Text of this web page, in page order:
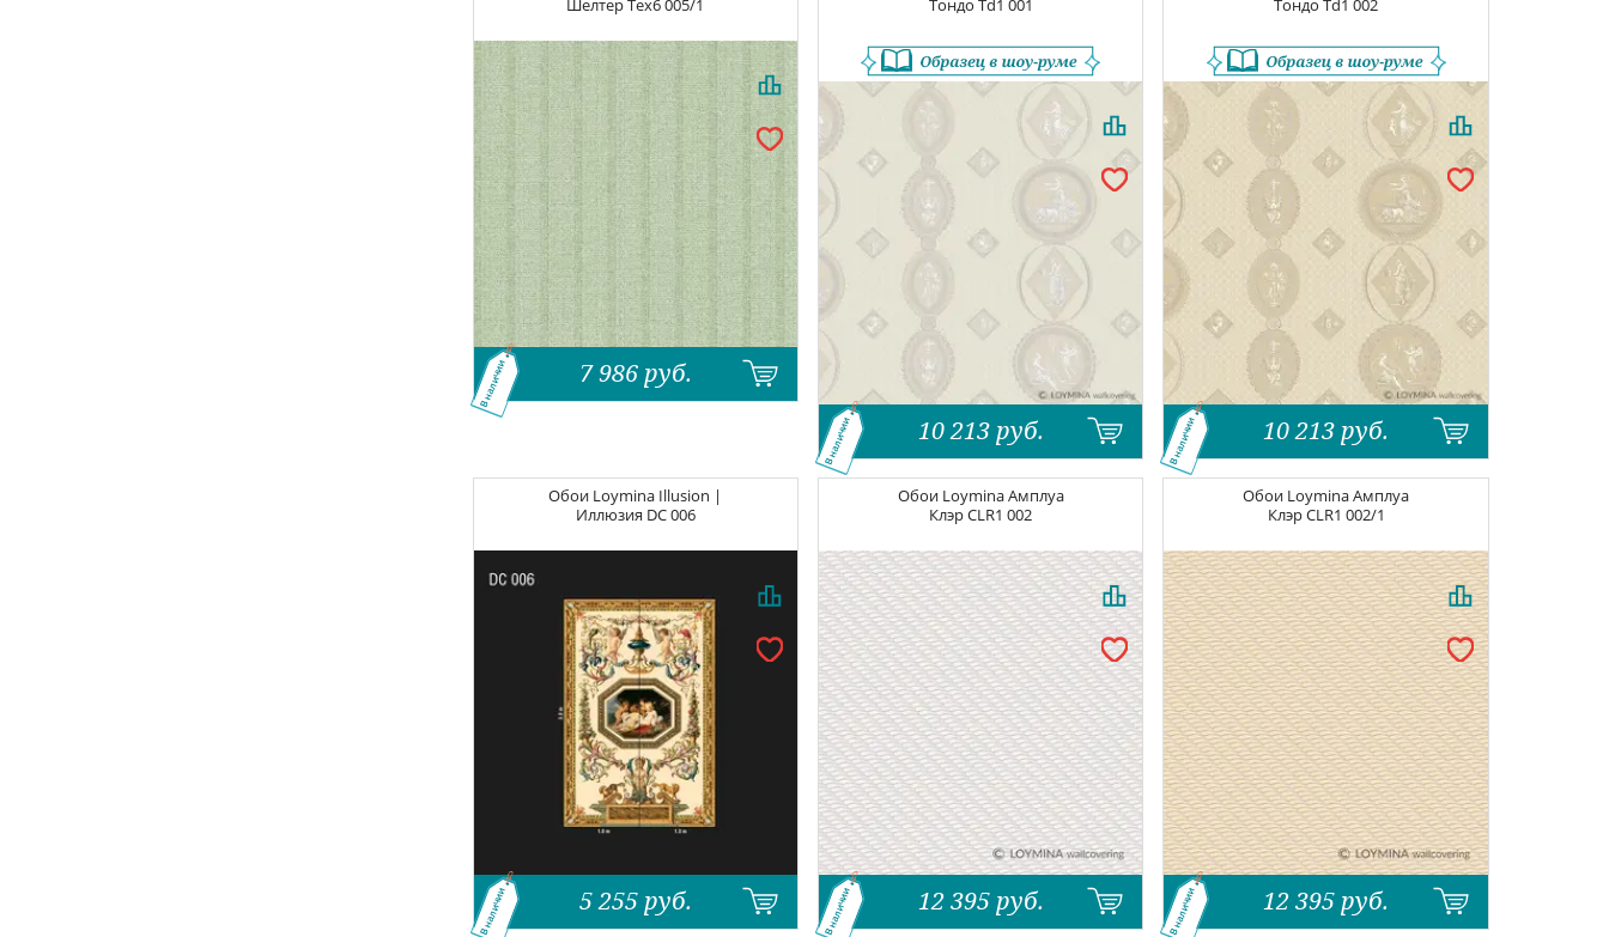
ШелтерTex6 005/1
7 986 руб.
В наличии
Тондо Td1 001
10 213руб.
В наличии
ТондоTd1 002
10 213руб.
В наличии
Обои Loymina Illusion |
Иллюзия DC 006
5 255 руб.
В наличии
Обои Loymina Амплуа
КлэрCLR1 002
12 395 руб.
В наличии
Обои Loymina Амплуа
КлэрCLR1 002/1
12 395 руб.
В наличии